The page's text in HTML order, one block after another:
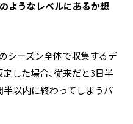
のようなレベルにあるか想
シーズン全体で収集するデ
した場合、従来だと3日半
半以内に終わってしまうパ